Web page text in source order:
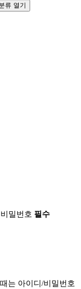
류 열기
비밀번호 필수
는 아이디/비밀번호